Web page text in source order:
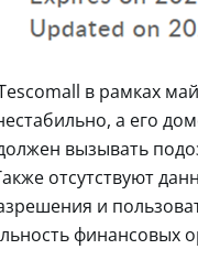
в рамках
а его
вызывать
отсутствуют
и
финансовых